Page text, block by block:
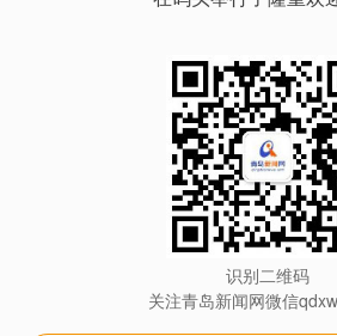
识别二维码
关注青岛新闻网微信